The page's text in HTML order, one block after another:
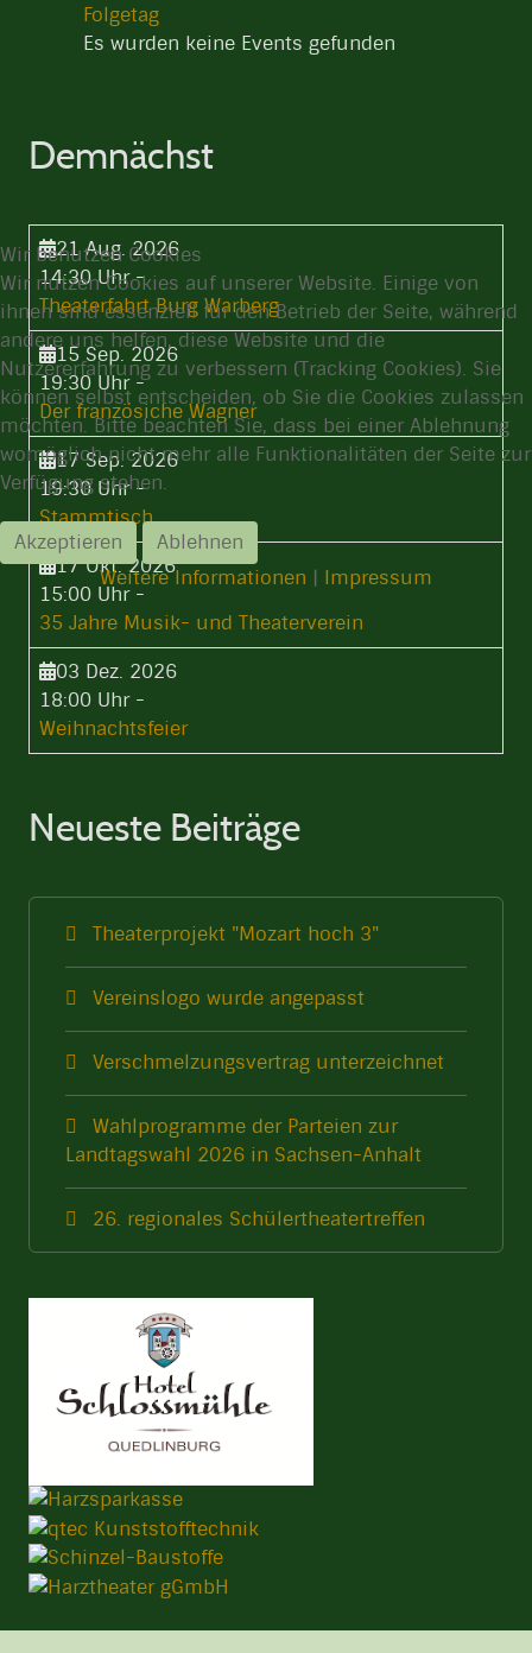
Folgetag
Es wurden keine Events gefunden
Demnächst
21 Aug. 2026
14:30 Uhr-
Theaterfahrt Burg Warberg
15 Sep. 2026
19:30 Uhr-
Der französiche Wagner
17 Sep. 2026
19:30 Uhr-
Stammtisch
17 Okt. 2026
15:00 Uhr-
35 Jahre Musik- und Theaterverein
03 Dez. 2026
18:00 Uhr-
Weihnachtsfeier
Neueste Beiträge
Theaterprojekt "Mozart hoch 3"
Vereinslogo wurde angepasst
Verschmelzungsvertrag unterzeichnet
Wahlprogramme der Parteien zur
Landtagswahl 2026 in Sachsen-Anhalt
26. regionales Schülertheatertreffen
Wir benutzen Cookies
Wir nutzen Cookies auf unserer Website. Einige von
ihnen sind essenziell für den Betrieb der Seite, während
andere uns helfen, diese Website und die
Nutzererfahrung zu verbessern (Tracking Cookies). Sie
können selbst entscheiden, ob Sie die Cookies zulassen
möchten. Bitte beachten Sie, dass bei einer Ablehnung
womöglich nicht mehr alle Funktionalitäten der Seite zur
Verfügung stehen.
Akzeptieren
Ablehnen
Weitere Informationen | Impressum